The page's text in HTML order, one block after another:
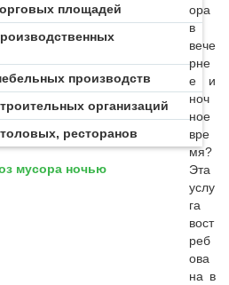
площадей
производств
организаций
ресторанов
мусора ночью
ора
в
вече
рне
е и
ноч
ное
вре
мя?
Эта
услу
га
вост
реб
ова
на в